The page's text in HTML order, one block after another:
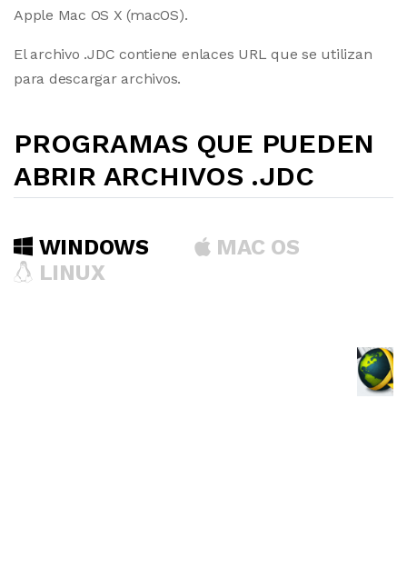
Apple Mac OS X (macOS).
El archivo .JDC contiene enlaces URL que se utilizan
para descargar archivos.
PROGRAMAS QUE PUEDEN
ABRIR ARCHIVOS .JDC
WINDOWS
MAC OS
LINUX